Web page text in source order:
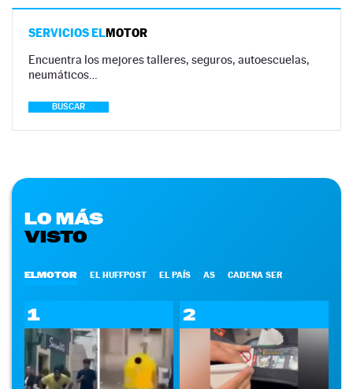
SERVICIOS ELMOTOR
Encuentra los mejores talleres, seguros, autoescuelas,
neumáticos…
BUSCAR
LO MÁS
VISTO
ELMOTOR EL HUFFPOST EL PAÍS AS CADENA SER
1 2